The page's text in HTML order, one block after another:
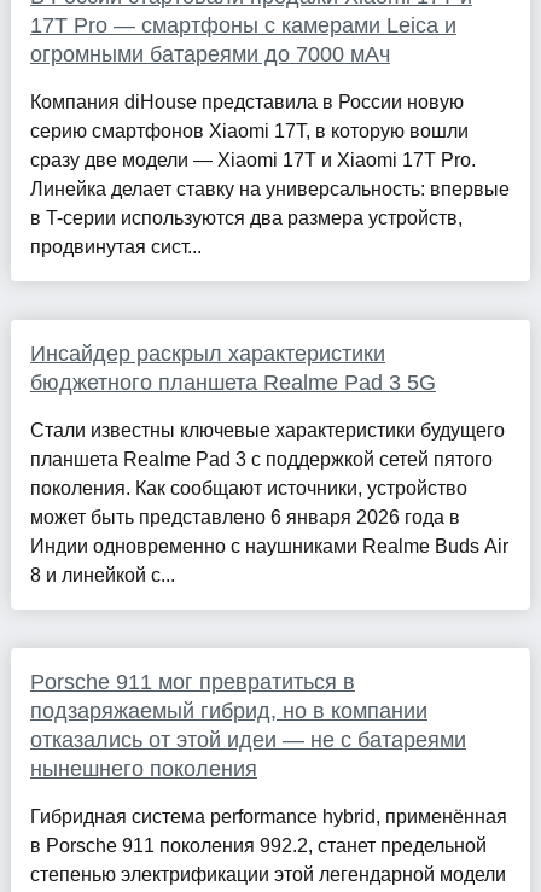
17T Pro — смартфоны с камерами Leica и
огромными батареями до 7000 мАч
Компания diHouse представила в России новую
серию смартфонов Xiaomi 17T, в которую вошли
сразу две модели — Xiaomi 17T и Xiaomi 17T Pro.
Линейка делает ставку на универсальность: впервые
в T-серии используются два размера устройств,
продвинутая сист...
Инсайдер раскрыл характеристики
бюджетного планшета Realme Pad 3 5G
Стали известны ключевые характеристики будущего
планшета Realme Pad 3 с поддержкой сетей пятого
поколения. Как сообщают источники, устройство
может быть представлено 6 января 2026 года в
Индии одновременно с наушниками Realme Buds Air
8 и линейкой с...
Porsche 911 мог превратиться в
подзаряжаемый гибрид, но в компании
отказались от этой идеи — не с батареями
нынешнего поколения
Гибридная система performance hybrid, применённая
в Porsche 911 поколения 992.2, станет предельной
степенью электрификации этой легендарной модели